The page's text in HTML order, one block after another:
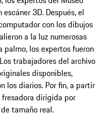
3D. Después, el
con los dibujos
a la luz numerosas
palmo, los expertos fueron
trabajadores del archivo
disponibles,
los diarios. Por fin, a partir
dirigida por
tamaño real.